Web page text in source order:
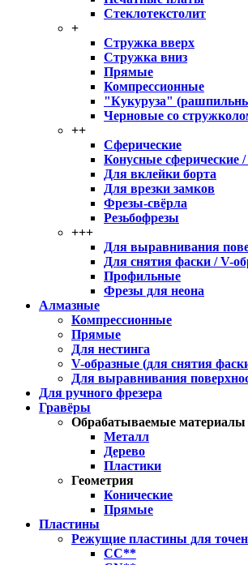
Стеклотекстолит
+
Стружка вверх
Стружка вниз
Прямые
Компрессионные
"Кукуруза"
Черновые со
++
Сферические
Конусные сферические /
Для вклейки борта
Для врезки замков
Фрезы-свёрла
Резьбофрезы
+++
Для выравнивания
Для снятия фаски / V-
Профильные
Фрезы для неона
Алмазные
Компрессионные
Прямые
Для нестинга
V-образные (для снятия
Для выравнивания
Для ручного фрезера
Гравёры
Обрабатываемые материалы
Металл
Дерево
Пластики
Геометрия
Конические
Прямые
Пластины
Режущие пластины для
CC**